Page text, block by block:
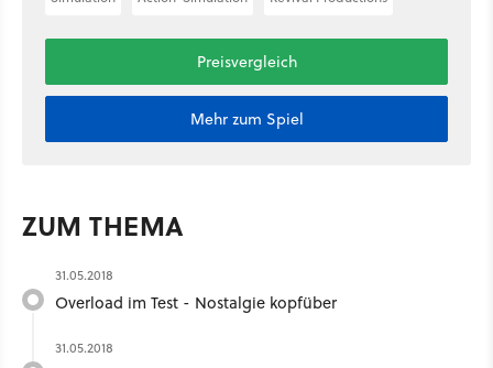
Preisvergleich
Mehr zum Spiel
ZUM THEMA
31.05.2018
Overload im Test - Nostalgie kopfüber
31.05.2018